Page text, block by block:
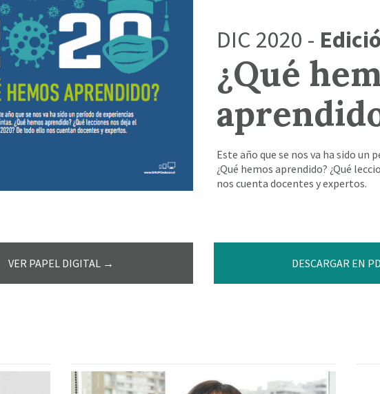
DIC 2020 -
¿Qué
Este año que se nos va ha sido un
¿Qué hemos aprendido? ¿Qué
nos cuenta docentes y expertos.
VER PAPEL DIGITAL → DESCARGAR EN